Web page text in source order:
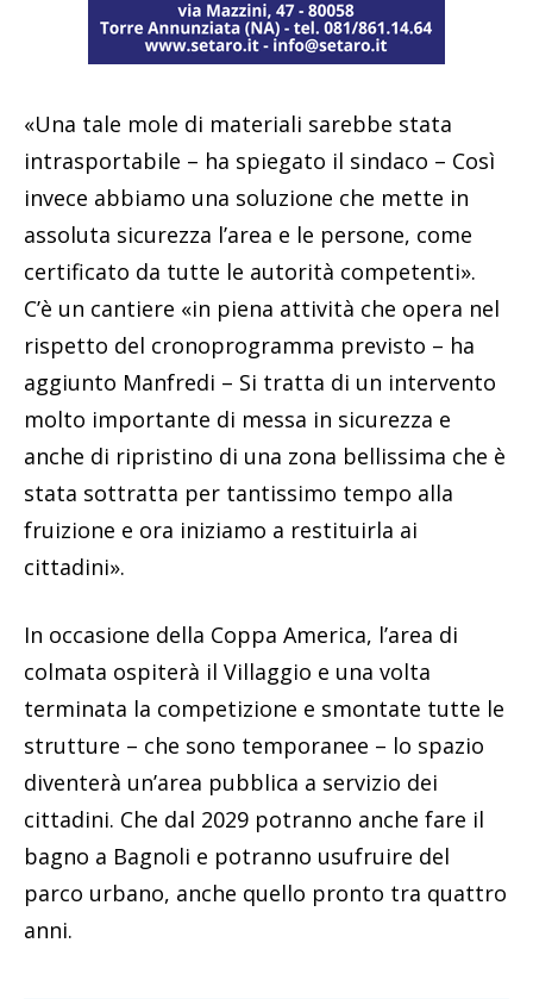
«Una tale mole di materiali sarebbe stata
intrasportabile – ha spiegato il sindaco – Così
invece abbiamo una soluzione che mette in
assoluta sicurezza l’area e le persone, come
certificato da tutte le autorità competenti».
C’è un cantiere «in piena attività che opera nel
rispetto del cronoprogramma previsto – ha
aggiunto Manfredi – Si tratta di un intervento
molto importante di messa in sicurezza e
anche di ripristino di una zona bellissima che è
stata sottratta per tantissimo tempo alla
fruizione e ora iniziamo a restituirla ai
cittadini».
In occasione della Coppa America, l’area di
colmata ospiterà il Villaggio e una volta
terminata la competizione e smontate tutte le
strutture – che sono temporanee – lo spazio
diventerà un’area pubblica a servizio dei
cittadini. Che dal 2029 potranno anche fare il
bagno a Bagnoli e potranno usufruire del
parco urbano, anche quello pronto tra quattro
anni.